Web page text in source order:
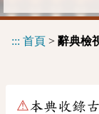
::: 首頁 > 辭典檢
⚠本典收錄